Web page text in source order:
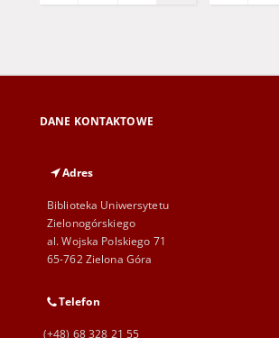
DANE KONTAKTOWE
Adres
Biblioteka Uniwersytetu
Zielonogórskiego
al. Wojska Polskiego 71
65-762 Zielona Góra
Telefon
(+48) 68 328 21 55